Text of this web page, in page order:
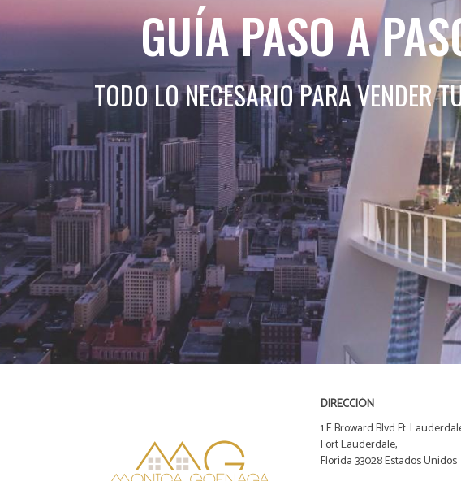
GUÍA PASO A
TODO LO NECESARIO PARA VENDER
DIRECCIÓN
1 E Broward Blvd Ft.
Fort Lauderdale,
Florida 33028 Estados Unidos